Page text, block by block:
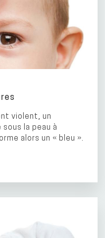
violent, un
la peau à
alors un « bleu ».